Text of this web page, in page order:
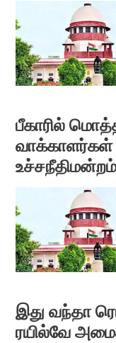
பீகாரில்
வாக்காளர்கள்
இது வந்தா
ரயில்வே